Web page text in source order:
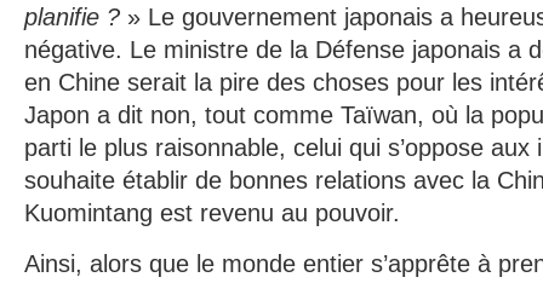
planifie ? » Le gouvernement japonais a
négative. Le ministre de la Défense japonais a
en Chine serait la pire des choses pour les
Japon a dit non, tout comme Taïwan, où la
parti le plus raisonnable, celui qui s’oppose aux
souhaite établir de bonnes relations avec la
Kuomintang est revenu au pouvoir.
Ainsi, alors que le monde entier s’apprête à